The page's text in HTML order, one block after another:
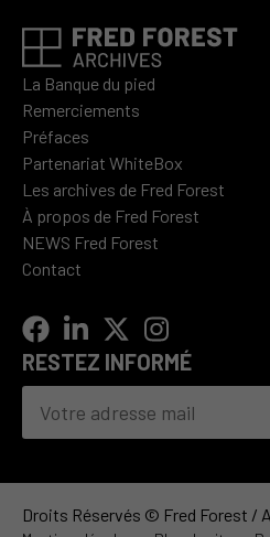
La Banque du pied
Remerciements
Préfaces
Partenariat WhiteBox
Les archives de Fred Forest
À propos de Fred Forest
NEWS Fred Forest
Contact
RESTEZ INFORMÉ
Droits Réservés © Fred Forest /